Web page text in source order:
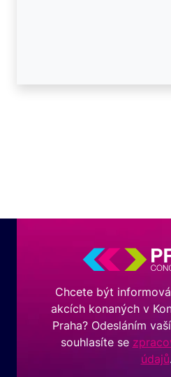
Chcete být
akcích konaných v
Praha? Odesláním
souhlasíte se
údajů